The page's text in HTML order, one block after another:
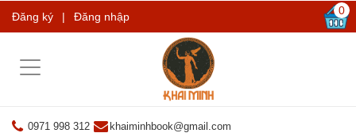
Đăng ký | Đăng nhập 0
Toggle
0971 998 312 khaiminhbook@gmail.com